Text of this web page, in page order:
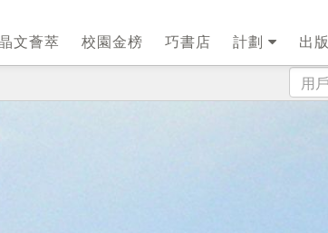
文薈萃 校園金榜 巧書店 計劃 出版
用
戶